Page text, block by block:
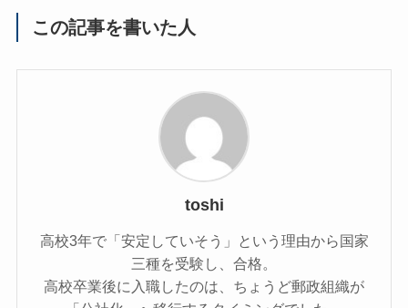
この記事を書いた人
toshi
高校3年で「安定していそう」という理由から国家
三種を受験し、合格。
高校卒業後に入職したのは、ちょうど郵政組織が